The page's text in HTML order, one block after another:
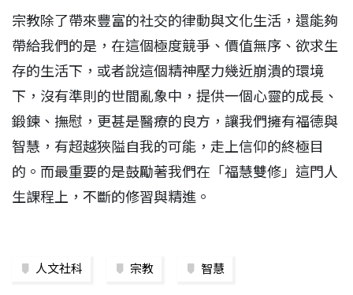
宗教除了帶來豐富的社交的律動與文化生活，還能夠
帶給我們的是，在這個極度競爭、價值無序、欲求生
存的生活下，或者說這個精神壓力幾近崩潰的環境
下，沒有準則的世間亂象中，提供一個心靈的成長、
鍛鍊、撫慰，更甚是醫療的良方，讓我們擁有福德與
智慧，有超越狹隘自我的可能，走上信仰的終極目
的。而最重要的是鼓勵著我們在「福慧雙修」這門人
生課程上，不斷的修習與精進。
人文社科 宗教 智慧